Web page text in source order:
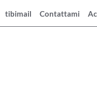
tibimail Contattami